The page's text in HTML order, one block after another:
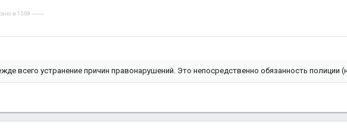
в 15:08 ----------
всего устранение причин правонарушений. Это непосредственно обязанность полиции